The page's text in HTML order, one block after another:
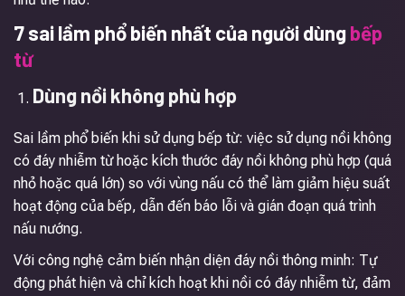
7 sai lầm phổ biến nhất của người dùngbếp
từ
Dùng nồi không phù hợp
Sai lầm phổ biến khi sử dụng bếp từ: việc sử dụng nồi không
có đáy nhiễm từ hoặc kích thước đáy nồi không phù hợp (quá
nhỏ hoặc quá lớn) so với vùng nấu có thể làm giảm hiệu suất
hoạt động của bếp, dẫn đến báo lỗi và gián đoạn quá trình
nấu nướng.
Với công nghệ cảm biến nhận diện đáy nồi thông minh: Tự
động phát hiện và chỉ kích hoạt khi nồi có đáy nhiễm từ, đảm